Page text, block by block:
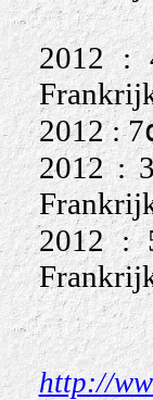
2012 :
2012 : 7
2012 : 3
2012 :
http://